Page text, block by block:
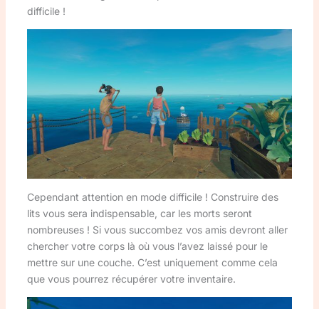
difficile !
Cependant attention en mode difficile ! Construire des
lits vous sera indispensable, car les morts seront
nombreuses ! Si vous succombez vos amis devront aller
chercher votre corps là où vous l’avez laissé pour le
mettre sur une couche. C’est uniquement comme cela
que vous pourrez récupérer votre inventaire.